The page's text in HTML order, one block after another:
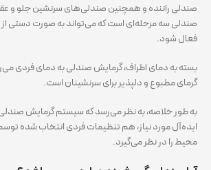
صندلی راننده و همچنین صندلی‌های سرنشین جلو و
صندلی سه مرحله‌ای است که می‌تواند به صورت دستی از
فعال شود.
بسته به دمای اطراف، گرمایش صندلی به دمای فردی
گرمای مطبوع و دلپذیر برای سرنشینان است.
به طور خلاصه، به نظر می‌رسد که سیستم گرمایش
ایده‌آل مورد نیاز، هم تنظیمات فردی انتخاب شده
محیط را در نظر می‌گیرد.